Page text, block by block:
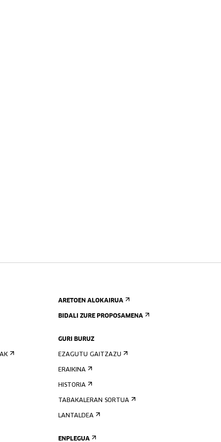
ARETOEN ALOKAIRUA
BIDALI ZURE PROPOSAMENA
GURI BURUZ
EZAGUTU GAITZAZU
ERAIKINA
HISTORIA
TABAKALERAN SORTUA
LANTALDEA
ENPLEGUA